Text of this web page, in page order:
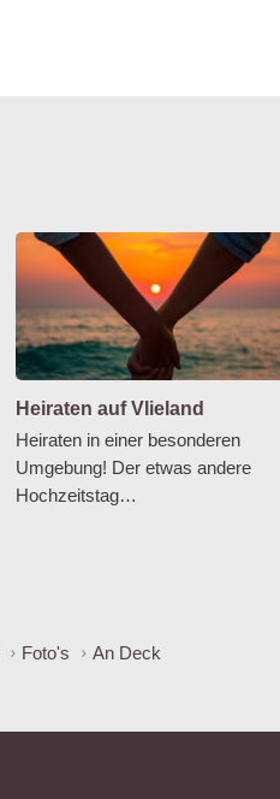
Heiraten auf Vlieland
Heiraten in einer besonderen
Umgebung! Der etwas andere
Hochzeitstag…
Foto's An Deck